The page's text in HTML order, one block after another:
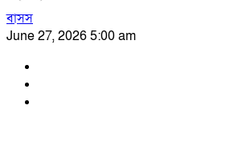
বাসস
June 27, 2026 5:00 am